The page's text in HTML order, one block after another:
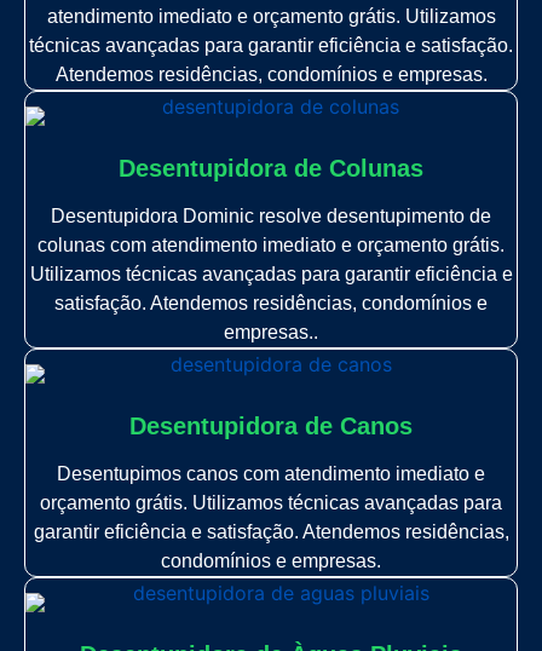
atendimento imediato e orçamento grátis. Utilizamos
técnicas avançadas para garantir eficiência e satisfação.
Atendemos residências, condomínios e empresas.
Desentupidora de Colunas
Desentupidora Dominic resolve desentupimento de
colunas com atendimento imediato e orçamento grátis.
Utilizamos técnicas avançadas para garantir eficiência e
satisfação. Atendemos residências, condomínios e
empresas..
Desentupidora de Canos
Desentupimos canos com atendimento imediato e
orçamento grátis. Utilizamos técnicas avançadas para
garantir eficiência e satisfação. Atendemos residências,
condomínios e empresas.